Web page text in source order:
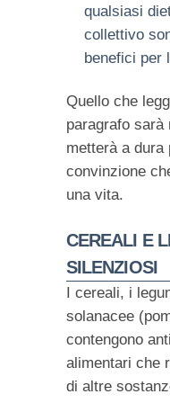
qualsiasi
collettivo
benefici per
Quello che
paragrafo sarà
metterà a
convinzione
una vita.
CEREALI E
SILENZIOSI
I cereali, i
solanacee
contengono
alimentari che
di altre